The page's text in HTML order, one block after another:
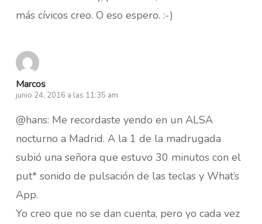
más cívicos creo. O eso espero. :-)
Marcos
junio 24, 2016 a las 11:35 am
@hans: Me recordaste yendo en un ALSA
nocturno a Madrid. A la 1 de la madrugada
subió una señora que estuvo 30 minutos con el
put* sonido de pulsación de las teclas y What’s
App.
Yo creo que no se dan cuenta, pero yo cada vez